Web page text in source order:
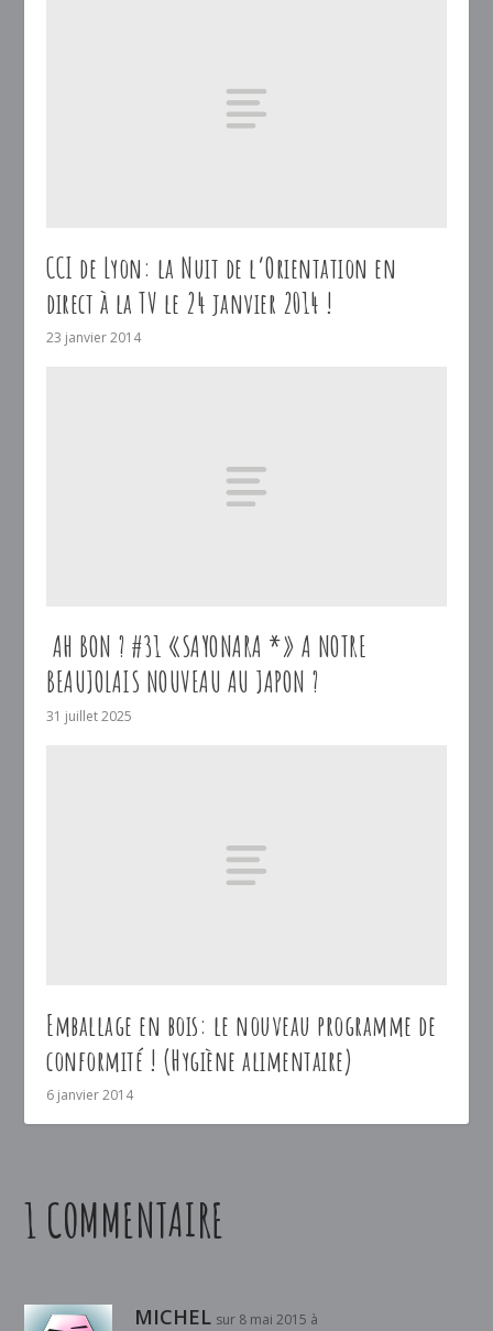
CCI de Lyon: la Nuit de l’Orientation en
direct à la TV le 24 janvier 2014 !
23 janvier 2014
AH BON ? #31 «SAYONARA *» A NOTRE
BEAUJOLAIS NOUVEAU AU JAPON ?
31 juillet 2025
Emballage en bois: le nouveau programme de
conformité ! (Hygiène alimentaire)
6 janvier 2014
1 COMMENTAIRE
MICHEL sur 8 mai 2015 à